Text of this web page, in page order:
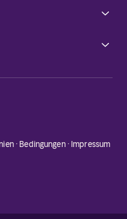
·Bedingungen· Impressum